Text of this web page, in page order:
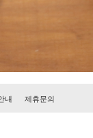
내 제휴문의